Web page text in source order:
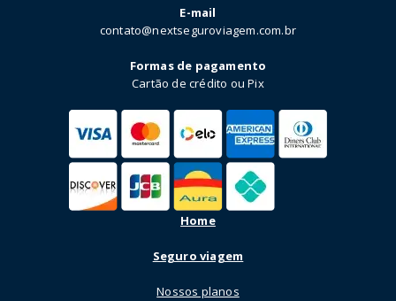
E-mail
contato@nextseguroviagem.com.br
Formas de pagamento
Cartão de crédito ou Pix
Home
Seguro viagem
Nossos planos